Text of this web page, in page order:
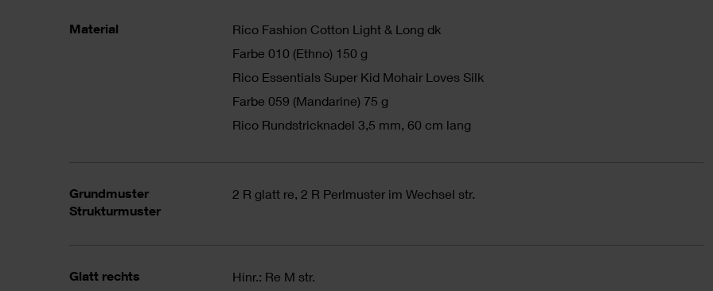
Material
Rico Fashion Cotton Light & Long dk
Farbe 010 (Ethno) 150 g
Rico Essentials Super Kid Mohair Loves Silk
Farbe 059 (Mandarine) 75 g
Rico Rundstricknadel 3,5 mm, 60 cm lang
Grundmuster
Strukturmuster
2 R glatt re, 2 R Perlmuster im Wechsel str.
Glatt rechts
Hinr.: Re M str.